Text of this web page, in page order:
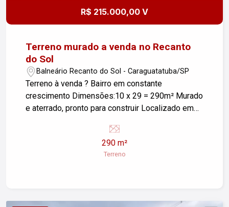
sendo ideal tanto para moradia quanto para
R$ 215.000,00 V
Terreno murado a venda no Recanto
do Sol
Balneário Recanto do Sol - Caraguatatuba/SP
Terreno à venda ? Bairro em constante
crescimento Dimensões:10 x 29 = 290m² Murado
e aterrado, pronto para construir Localizado em
construção residencial ou comercial. Excelente
oportunidade para quem busca investir ou
construir em uma região em expansão!
290 m²
Terreno